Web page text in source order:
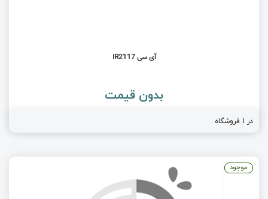
آی سی IR2117
بدون قیمت
در 1 فروشگاه
موجود